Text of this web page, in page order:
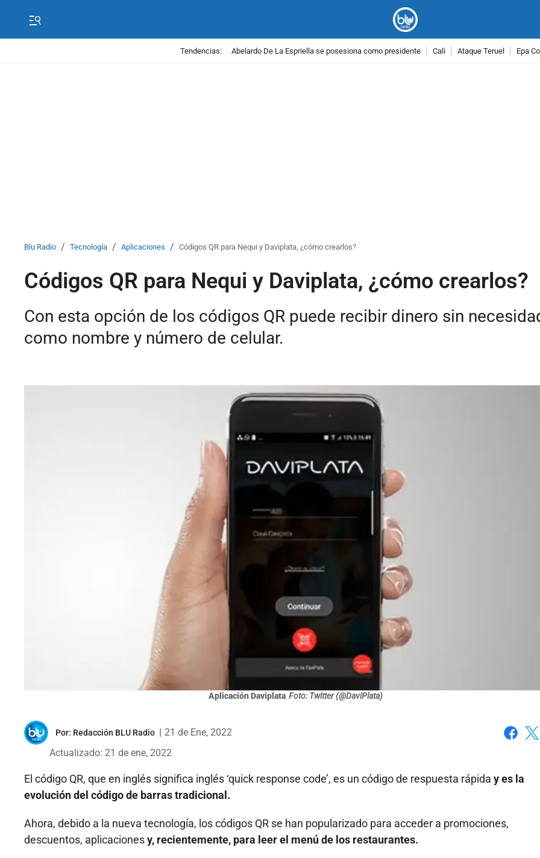
Tendencias: Abelardo De La Espriella se posesiona como presidente Cali Ataque Teruel Epa
Blu Radio / Tecnología / Aplicaciones / Códigos QR para Nequi y Daviplata, ¿cómo crearlos?
Códigos QR para Nequi y Daviplata, ¿cómo crearlos?
Con esta opción de los códigos QR puede recibir dinero sin
como nombre y número de celular.
Aplicación Daviplata Foto: Twitter (@DaviPlata)
Por: Redacción BLU Radio
21 de Ene, 2022
Actualizado: 21 de ene, 2022
El código QR, que en inglés significa inglés ‘quick response code’, es un código de respuesta rápida y es la
evolución del código de barras tradicional.
Ahora, debido a la nueva tecnología, los códigos QR se han popularizado para acceder a promociones,
descuentos, aplicacionesy, recientemente, para leer el menú de los restaurantes.